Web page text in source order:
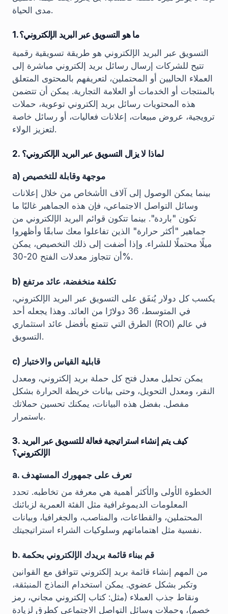
مدى الحياة.
1. ما هو التسويق عبر البريد الإلكتروني؟
التسويق عبر البريد الإلكتروني هو طريقة تسويقية رقمية
تتيح للشركات إرسال رسائل بريد إلكتروني مباشرة إلى
العملاء الحاليين أو المحتملين، لتعريفهم بالمحتوى المتعلق
بالمنتجات أو الخدمات أو العلامة التجارية. يمكن أن تتضمن
هذه المحتويات رسائل بريد إلكتروني توعوية، حملات
ترويجية، عروض مبيعات، إعلانات فعاليات، أو رسائل خاصة
لتعزيز الولاء.
2. لماذا لا يزال التسويق عبر البريد الإلكتروني؟
a) موجهة وقابلة للتخصيص
بينما يمكن الوصول إلى آلاف الأشخاص من خلال إعلانات
وسائل التواصل الاجتماعي، فإن هذه الجماهير غالبًا ما
تكون "باردة". بينما تتكون قوائم البريد الإلكتروني من
جماهير "أكثر حرارة" الذين تفاعلوا معك سابقًا وأظهروا
ميلًا محتملًا للشراء. وإذا أضفت إلى ذلك التخصيص، يمكن
أن تتجاوز معدلات الفتح 20-30%.
b) تكلفة منخفضة، عائد مرتفع
يكسب كل دولار يُنفَق على التسويق عبر البريد الإلكتروني،
في المتوسط، 36 دولارًا من العائد. وهذا يجعله أحد
الطرق التي تتمتع بأفضل عائد استثماري (ROI) في عالم
التسويق.
c) قابلية القياس والاختبار
يمكن تحليل معدل فتح كل حملة بريد إلكتروني، ومعدل
النقر، ومعدل التحويل، وحتى بيانات خريطة الحرارة بشكل
مفصل. بفضل هذه البيانات، يمكنك تحسين حملاتك
باستمرار.
3. كيف يتم إنشاء استراتيجية فعالة للتسويق عبر البريد
الإلكتروني؟
a. تعرف على جمهورك المستهدف
الخطوة الأولى والأكثر أهمية هي معرفة من تخاطبه. تحدد
المعلومات الديموغرافية مثل الفئة العمرية لزبائنك
المحتملين، والقطاعات، والمناصب، والجغرافيا، وبيانات
نفسية مثل اهتماماتهم وسلوكيات الشراء استراتيجيتك.
b. قم ببناء قائمة بريدك الإلكتروني بحكمة
من المهم إنشاء قائمة بريد إلكتروني تتوافق مع القوانين
وتكبر بشكل عضوي. يمكن استخدام النماذج المنبثقة،
ونقاط جذب العملاء (مثل: كتاب إلكتروني مجاني، رمز
خصم)، وحملات وسائل التواصل الاجتماعي كطرق لزيادة